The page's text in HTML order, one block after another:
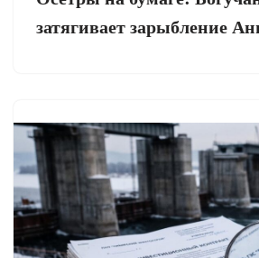
затягивает зарыбление